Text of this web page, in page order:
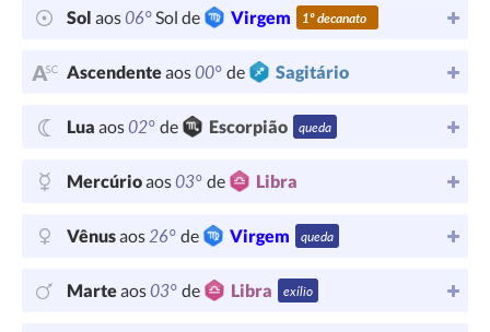
Sol aos06°Sol de Virgem 1º decanato
Ascendenteaos00° de Sagitário
Lua aos02° de Escorpião queda
Mercúrioaos03° de Libra
Vênusaos26° de Virgem queda
Marteaos03° de Libra exílio